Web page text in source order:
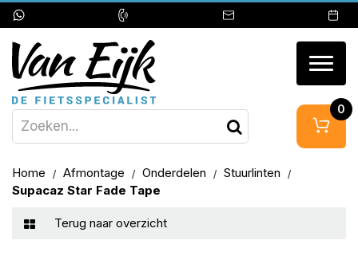
0
Home Afmontage Onderdelen
Stuurlinten
Supacaz Star Fade Tape
Terug naar overzicht